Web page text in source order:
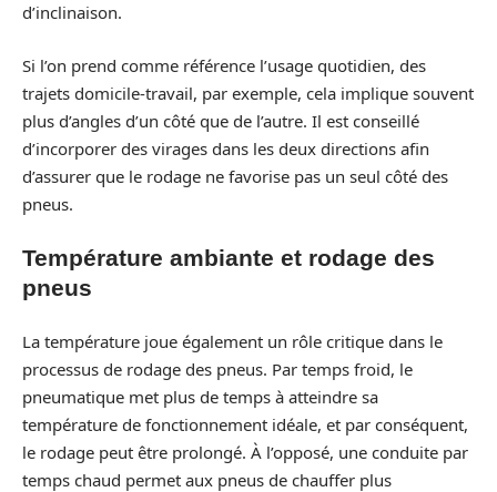
d’inclinaison.
Si l’on prend comme référence l’usage quotidien, des
trajets domicile-travail, par exemple, cela implique souvent
plus d’angles d’un côté que de l’autre. Il est conseillé
d’incorporer des virages dans les deux directions afin
d’assurer que le rodage ne favorise pas un seul côté des
pneus.
Température ambiante et rodage des
pneus
La température joue également un rôle critique dans le
processus de rodage des pneus. Par temps froid, le
pneumatique met plus de temps à atteindre sa
température de fonctionnement idéale, et par conséquent,
le rodage peut être prolongé. À l’opposé, une conduite par
temps chaud permet aux pneus de chauffer plus